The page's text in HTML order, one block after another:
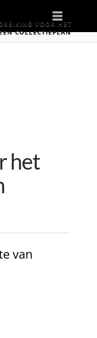
VOOR HET
COLLECTIEPLAN
het
van